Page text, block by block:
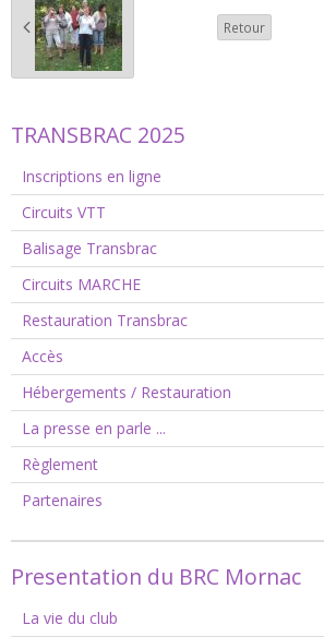
Retour
TRANSBRAC 2025
Inscriptions en ligne
Circuits VTT
Balisage Transbrac
Circuits MARCHE
Restauration Transbrac
Accès
Hébergements / Restauration
La presse en parle ...
Règlement
Partenaires
Presentation du BRC Mornac
La vie du club